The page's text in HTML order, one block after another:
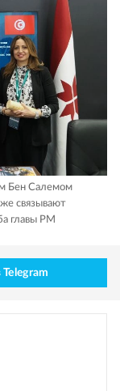
Бен Салемом
связывают
главы РМ